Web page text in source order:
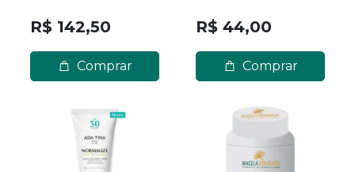
R$ 142,50
Comprar
R$ 44,00
Comprar